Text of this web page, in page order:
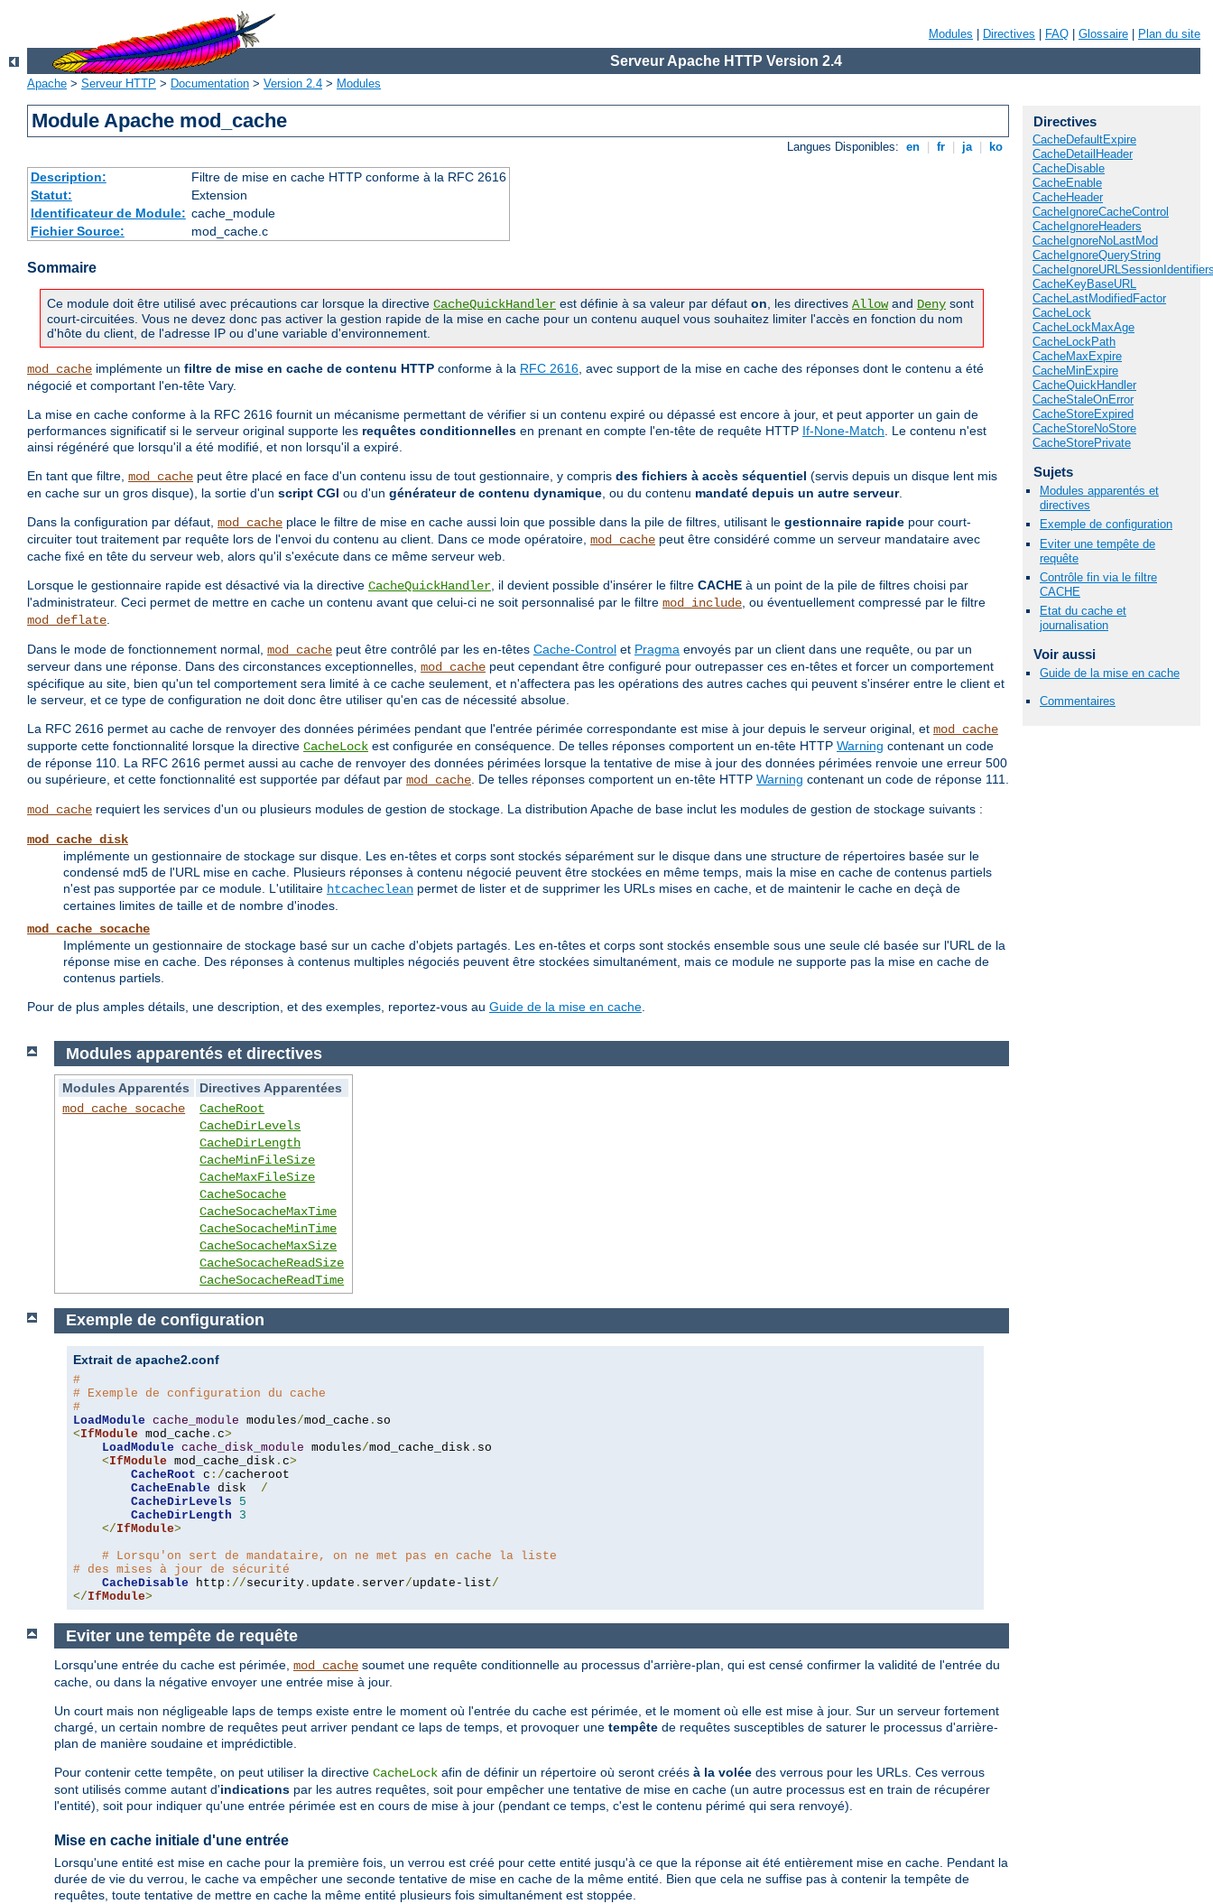
Modules Directives FAQ Glossaire Plan du site
Serveur Apache HTTP Version 2.4
Apache > Serveur HTTP > Documentation > Version 2.4 > Modules
Module Apache mod_cache
Langues Disponibles: en fr ja ko
Description:
Filtre de mise en cache HTTP conforme à la RFC 2616
Statut:
Extension
Identificateur de Module: cache_module
Fichier Source:
mod_cache.c
Sommaire
Ce module doit être utilisé avec précautions car lorsque la directive CacheQuickHandler est définie à sa valeur par défaut on , les directives Allowand Deny sont
court-circuitées. Vous ne devez donc pas activer la gestion rapide de la mise en cache pour un contenu auquel vous souhaitez limiter l'accès en fonction du nom
d'hôte du client, de l'adresse IP ou d'une variable d'environnement.
mod_cache implémente un filtre de mise en cache de contenu HTTP conforme à la RFC 2616 , avec support de la mise en cache des réponses dont le contenu a été
négocié et comportant l'en-tête Vary.
La mise en cache conforme à la RFC 2616 fournit un mécanisme permettant de vérifier si un contenu expiré ou dépassé est encore à jour, et peut apporter un gain de
performances significatif si le serveur original supporte les requêtes conditionnelles en prenant en compte l'en-tête de requête HTTP If-None-Match . Le contenu n'est
ainsi régénéré que lorsqu'il a été modifié, et non lorsqu'il a expiré.
En tant que filtre, mod_cache peut être placé en face d'un contenu issu de tout gestionnaire, y compris des fichiers à accès séquentiel (servis depuis un disque lent mis
en cache sur un gros disque), la sortie d'un script CGI ou d'un générateur de contenu dynamique , ou du contenu mandaté depuis un autre serveur.
Dans la configuration par défaut, mod_cache place le filtre de mise en cache aussi loin que possible dans la pile de filtres, utilisant le gestionnaire rapide pour court-
circuiter tout traitement par requête lors de l'envoi du contenu au client. Dans ce mode opératoire, mod_cache peut être considéré comme un serveur mandataire avec
cache fixé en tête du serveur web, alors qu'il s'exécute dans ce même serveur web.
Lorsque le gestionnaire rapide est désactivé via la directive CacheQuickHandler , il devient possible d'insérer le filtre CACHE à un point de la pile de filtres choisi par
l'administrateur. Ceci permet de mettre en cache un contenu avant que celui-ci ne soit personnalisé par le filtre mod_include , ou éventuellement compressé par le filtre
mod_deflate
Dans le mode de fonctionnement normal, mod_cache peut être contrôlé par les en-têtes Cache-Control et Pragma envoyés par un client dans une requête, ou par un
serveur dans une réponse. Dans des circonstances exceptionnelles, mod_cache peut cependant être configuré pour outrepasser ces en-têtes et forcer un comportement
spécifique au site, bien qu'un tel comportement sera limité à ce cache seulement, et n'affectera pas les opérations des autres caches qui peuvent s'insérer entre le client et
le serveur, et ce type de configuration ne doit donc être utiliser qu'en cas de nécessité absolue.
La RFC 2616 permet au cache de renvoyer des données périmées pendant que l'entrée périmée correspondante est mise à jour depuis le serveur original, et mod_cache
supporte cette fonctionnalité lorsque la directive CacheLock est configurée en conséquence. De telles réponses comportent un en-tête HTTP Warning contenant un code
de réponse 110. La RFC 2616 permet aussi au cache de renvoyer des données périmées lorsque la tentative de mise à jour des données périmées renvoie une erreur 500
ou supérieure, et cette fonctionnalité est supportée par défaut par mod_cache . De telles réponses comportent un en-tête HTTP Warning contenant un code de réponse 111.
mod_cache requiert les services d'un ou plusieurs modules de gestion de stockage. La distribution Apache de base inclut les modules de gestion de stockage suivants :
mod_cache_disk
implémente un gestionnaire de stockage sur disque. Les en-têtes et corps sont stockés séparément sur le disque dans une structure de répertoires basée sur le
condensé md5 de l'URL mise en cache. Plusieurs réponses à contenu négocié peuvent être stockées en même temps, mais la mise en cache de contenus partiels
n'est pas supportée par ce module. L'utilitaire htcacheclean permet de lister et de supprimer les URLs mises en cache, et de maintenir le cache en deçà de
certaines limites de taille et de nombre d'inodes.
mod_cache_socache
Implémente un gestionnaire de stockage basé sur un cache d'objets partagés. Les en-têtes et corps sont stockés ensemble sous une seule clé basée sur l'URL de la
réponse mise en cache. Des réponses à contenus multiples négociés peuvent être stockées simultanément, mais ce module ne supporte pas la mise en cache de
contenus partiels.
Pour de plus amples détails, une description, et des exemples, reportez-vous au Guide de la mise en cache
Directives
CacheDefaultExpire
CacheDetailHeader
CacheDisable
CacheEnable
CacheHeader
CacheIgnoreCacheControl
CacheIgnoreHeaders
CacheIgnoreNoLastMod
CacheIgnoreQueryString
CacheKeyBaseURL
CacheLastModifiedFactor
CacheLock
CacheLockMaxAge
CacheLockPath
CacheMaxExpire
CacheMinExpire
CacheQuickHandler
CacheStaleOnError
CacheStoreExpired
CacheStoreNoStore
CacheStorePrivate
Sujets
Modules apparentés et
directives
Exemple de configuration
Eviter une tempête de
requête
Contrôle fin via le filtre
CACHE
Etat du cache et
journalisation
Voir aussi
Guide de la mise en cache
Commentaires
Modules apparentés et directives
Modules Apparentés
Directives Apparentées
mod_cache_socache
CacheRoot
CacheDirLevels
CacheDirLength
CacheMinFileSize
CacheMaxFileSize
CacheSocache
CacheSocacheMaxTime
CacheSocacheMinTime
CacheSocacheMaxSize
CacheSocacheReadSize
CacheSocacheReadTime
Exemple de configuration
Extrait de apache2.conf
#
# Exemple de configuration du cache
#
LoadModule cache_module modules/mod_cache .
<IfModule mod_cache . c>
LoadModule cache_disk_module modules/mod_cache_disk . so
<IfModule mod_cache_disk . c>
CacheRoot c :/cacheroot
CacheEnable disk /
CacheDirLevels
5
CacheDirLength
3
</IfModule>
# Lorsqu'on sert de mandataire, on ne met pas en cache la liste
# des mises à jour de sécurité
CacheDisable http ://security . update . server/update-list/
</IfModule>
Eviter une tempête de requête
Lorsqu'une entrée du cache est périmée, mod_cache soumet une requête conditionnelle au processus d'arrière-plan, qui est censé confirmer la validité de l'entrée du
cache, ou dans la négative envoyer une entrée mise à jour.
Un court mais non négligeable laps de temps existe entre le moment où l'entrée du cache est périmée, et le moment où elle est mise à jour. Sur un serveur fortement
chargé, un certain nombre de requêtes peut arriver pendant ce laps de temps, et provoquer une tempête de requêtes susceptibles de saturer le processus d'arrière-
plan de manière soudaine et imprédictible.
Pour contenir cette tempête, on peut utiliser la directive CacheLock afin de définir un répertoire où seront créés à la volée des verrous pour les URLs. Ces verrous
sont utilisés comme autant d'indications par les autres requêtes, soit pour empêcher une tentative de mise en cache (un autre processus est en train de récupérer
l'entité), soit pour indiquer qu'une entrée périmée est en cours de mise à jour (pendant ce temps, c'est le contenu périmé qui sera renvoyé).
Mise en cache initiale d'une entrée
Lorsqu'une entité est mise en cache pour la première fois, un verrou est créé pour cette entité jusqu'à ce que la réponse ait été entièrement mise en cache. Pendant la
durée de vie du verrou, le cache va empêcher une seconde tentative de mise en cache de la même entité. Bien que cela ne suffise pas à contenir la tempête de
requêtes, toute tentative de mettre en cache la même entité plusieurs fois simultanément est stoppée.